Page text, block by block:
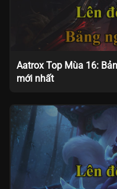
Aatrox Top Mùa 16:
mới nhất